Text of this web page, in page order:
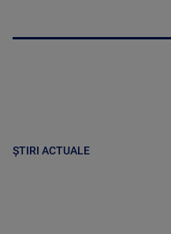
ȘTIRI ACTUALE